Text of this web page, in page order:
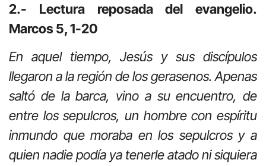
2.- Lectura reposada del evangelio.
Marcos 5, 1-20
En aquel tiempo, Jesús y sus discípulos
llegaron a la región de los gerasenos. Apenas
saltó de la barca, vino a su encuentro, de
entre los sepulcros, un hombre con espíritu
inmundo que moraba en los sepulcros y a
quien nadie podía ya tenerle atado ni siquiera